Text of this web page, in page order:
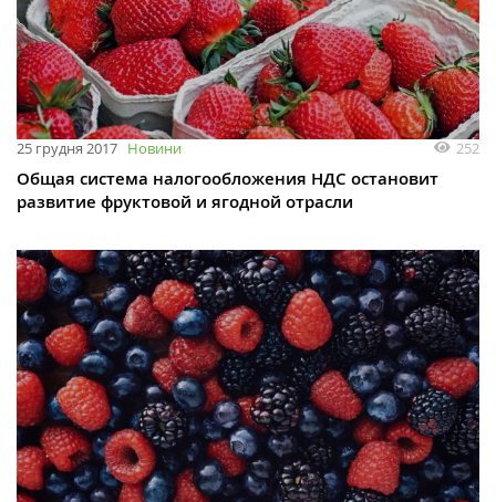
25 грудня 2017 Новини 252
Общая система налогообложения НДС остановит
развитие фруктовой и ягодной отрасли